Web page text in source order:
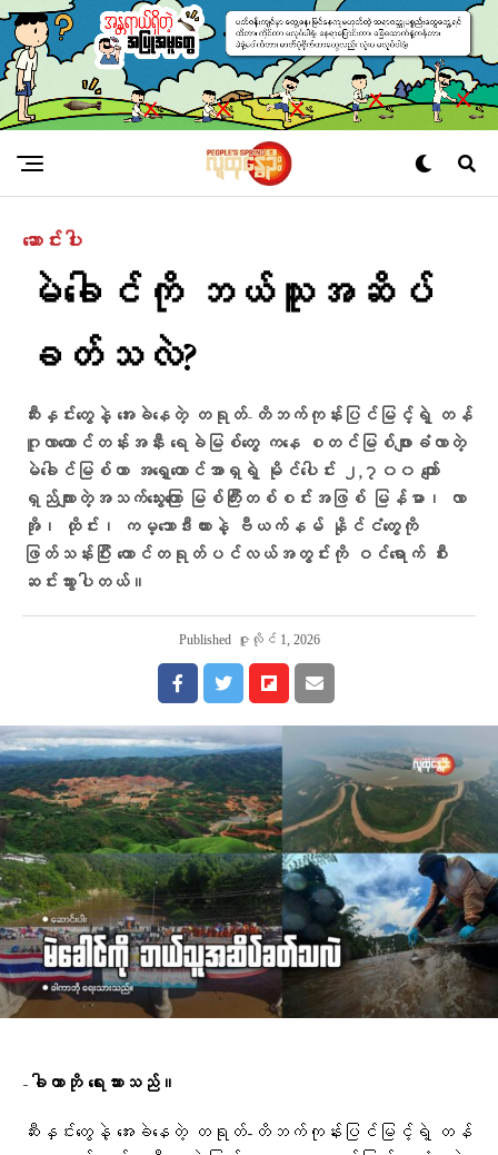
ဆောင်းပါး
မဲခေါင်ကို ဘယ်သူအဆိပ်
ခတ်သလဲ?
ဆီးနှင်းတွေနဲ့ အေးခဲနေတဲ့ တရုတ်-တိဘက်ကုန်းပြင်မြင့်ရဲ့ တန်
ဂူလာတောင်တန်းအနီး ရေခဲမြစ်တွေ ကနေ စတင်မြစ်ဖျားခံလာတဲ့
မဲခေါင်မြစ်ဟာ အရှေ့တောင်အာရှရဲ့ မိုင်ပေါင်း ၂,၇၀၀ ကျော်
ရှည်လျားတဲ့အသက်သွေးကြော မြစ်ကြီးတစ်စင်းအဖြစ် မြန်မာ၊ လာ
အို၊ ထိုင်း၊ ကမ္ဘောဒီးယားနဲ့ ဗီယက်နမ် နိုင်ငံတွေကို
ဖြတ်သန်းပြီး တောင်တရုတ်ပင်လယ်အတွင်းကို ဝင်ရောက် စီး
ဆင်းသွားပါတယ်။
Published ဇူလိုင် 1, 2026
-ခါကာဘို ရေးသားသည်။
ဆီးနှင်းတွေနဲ့ အေးခဲနေတဲ့ တရုတ်-တိဘက်ကုန်းပြင်မြင့်ရဲ့ တန်